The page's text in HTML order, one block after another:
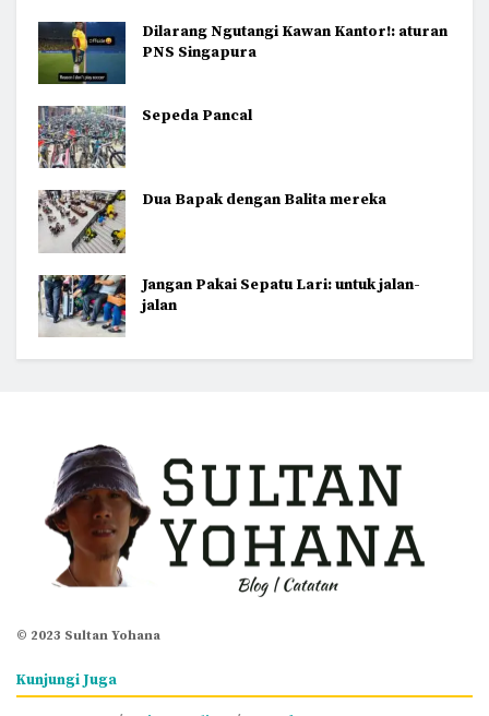
Dilarang Ngutangi Kawan Kantor!: aturan
PNS Singapura
Sepeda Pancal
Dua Bapak dengan Balita mereka
Jangan Pakai Sepatu Lari: untuk jalan-
jalan
© 2023 Sultan Yohana
Kunjungi Juga